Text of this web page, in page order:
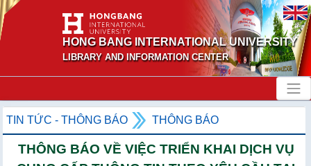
HONG BANG INTERNATIONAL UNIVERSITY
LIBRARY AND INFORMATION CENTER
TIN TỨC - THÔNG BÁO THÔNG BÁO
THÔNG BÁO VỀ VIỆC TRIỂN KHAI DỊCH VỤ